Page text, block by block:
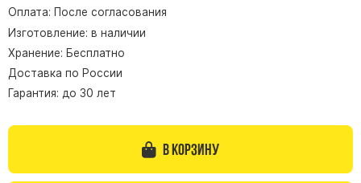
Памятники из гранита Балтик Грин
Памятники из гранита Покостовский
Памятники из гранита Лезниковский
Памятники из гранита Масловский
Памятники из гранита Токовский
Памятники из гранита Капустинский
Оплата: После согласования
Изготовление: в наличии
Хранение: Бесплатно
Доставка по России
Гарантия: до 30 лет
В корзину